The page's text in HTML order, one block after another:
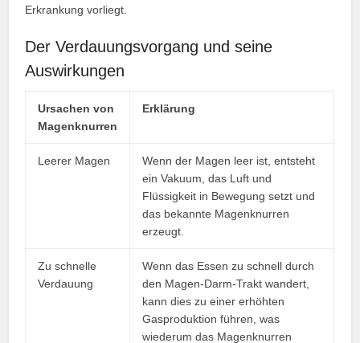
Erkrankung vorliegt.
Der Verdauungsvorgang und seine
Auswirkungen
Ursachen von
Magenknurren
Erklärung
Leerer Magen
Wenn der Magen leer ist, entsteht
ein Vakuum, das Luft und
Flüssigkeit in Bewegung setzt und
das bekannte Magenknurren
erzeugt.
Zu schnelle
Verdauung
Wenn das Essen zu schnell durch
den Magen-Darm-Trakt wandert,
kann dies zu einer erhöhten
Gasproduktion führen, was
wiederum das Magenknurren